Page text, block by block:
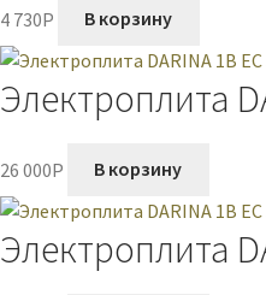
4 730P В корзину
Электроплита
26 000P В корзину
Электроплита